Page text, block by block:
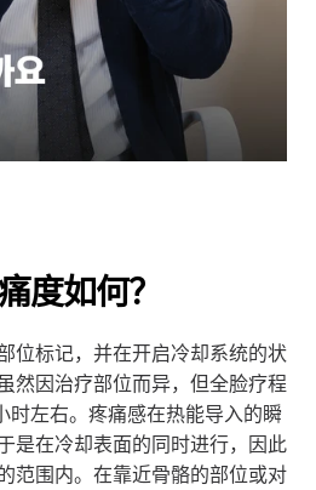
度如何？
位标记，并在开启冷却系统的状
然因治疗部位而异，但全脸疗程
时左右。疼痛感在热能导入的瞬
是在冷却表面的同时进行，因此
范围内。在靠近骨骼的部位或对